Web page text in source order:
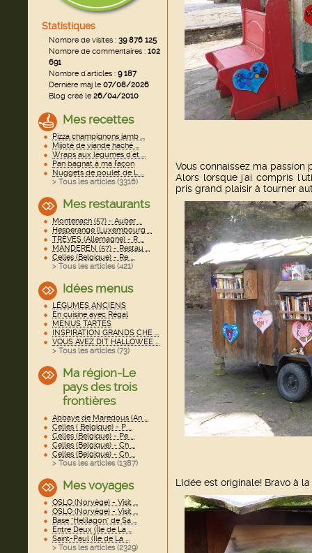
Statistiques
Nombre de visites : 39 876 125
Nombre de commentaires : 102
691
Nombre d'articles : 9 187
Dernière màj le07/08/2026
Blog créé le26/04/2010
Mes recettes
Pizza champignons jamb ...
Mijoté de viande haché ...
Wraps aux légumes d'ét ...
Pan bagnat à ma façon
Nuggets de poulet de L ...
> Tous les articles (3316)
Mes restaurants
Montenach (57) - Auber ...
Hesperange (Luxembourg ...
TRÈVES (Allemagne) - R ...
MANDEREN (57) - Restau ...
Celles (Belgique) - Re ...
> Tous les articles (421)
Idées menus
LÉGUMES ANCIENS
En cuisine avec Régal
MENUS TARTES
INSPIRATION GRANDS CHE ...
VOUS AVEZ DIT HALLOWEE ...
> Tous les articles (73)
Ma région-Le
pays des trois
frontières
Abbaye de Maredous (An ...
Celles ( Belgique) - P ...
Celles (Belgique) - Pe ...
Celles (Belgique) - Ch ...
Celles (Belgique) - Ch ...
> Tous les articles (1387)
Mes voyages
OSLO (Norvège) - Visit ...
OSLO (Norvège) - Visit ...
Base "Helilagon" de Sa ...
Entre Deux (Île de La ...
Saint-Paul (Île de La ...
> Tous les articles (2329)
Vous connaissez ma passion
Alors lorsque j'ai compris
pris grand plaisir à tourner
L'idée est originale! Bravo à